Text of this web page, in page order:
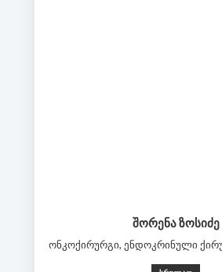
ᲨᲝᲠᲔᲜᲐ ᲖᲝᲡᲘᲫᲔ
ონკოქირურგი, ენდოკრინული